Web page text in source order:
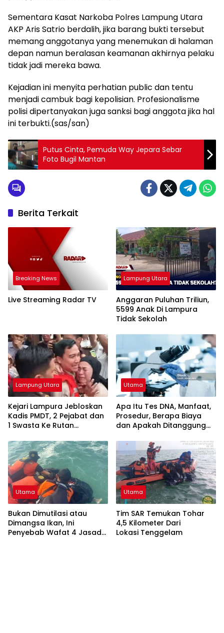
Sementara Kasat Narkoba Polres Lampung Utara
AKP Aris Satrio berdalih, jika barang bukti tersebut
memang anggotanya yang menemukan di halaman
depan namun beralasan keamanan akhirnya pelaku
tidak jadi mereka bawa.
Kejadian ini menyita perhatian public dan tentu
menjadi cambuk bagi kepolisian. Profesionalisme
polisi dipertanyakan juga sanksi bagi anggota jika hal
ini terbukti.(sas/san)
Putus Cinta, Pemuda Way Jepara Sebar
Foto Bugil Mantan
Berita Terkait
Breaking News
Live Streaming Radar TV
Lampung Utara
Anggaran Puluhan Triliun,
5599 Anak Di Lampura
Tidak Sekolah
Lampung Utara
Kejari Lampura Jebloskan
Kadis PMDT, 2 Pejabat dan
1 Swasta Ke Rutan
Utama
Apa Itu Tes DNA, Manfaat,
Prosedur, Berapa Biaya
dan Apakah Ditanggung
Utama
Bukan Dimutilasi atau
Dimangsa Ikan, Ini
Penyebab Wafat 4 Jasad
Utama
Tim SAR Temukan Tohar
4,5 Kilometer Dari
Lokasi Tenggelam